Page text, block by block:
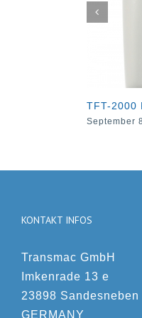
Kommentare
KONTAKT INFOS
Transmac GmbH
Imkenrade 13 e
23898 Sandesneben
GERMANY